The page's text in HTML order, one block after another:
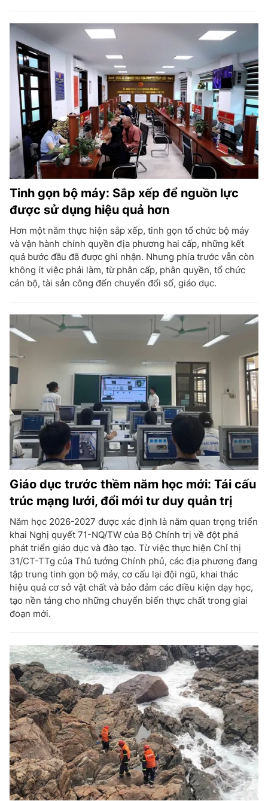
Tinh gọn bộ máy: Sắp xếp để nguồn lực
được sử dụng hiệu quả hơn
Hơn một năm thực hiện sắp xếp, tinh gọn tổ chức bộ máy
và vận hành chính quyền địa phương hai cấp, những kết
quả bước đầu đã được ghi nhận. Nhưng phía trước vẫn còn
không ít việc phải làm, từ phân cấp, phân quyền, tổ chức
cán bộ, tài sản công đến chuyển đổi số, giáo dục.
Giáo dục trước thềm năm học mới: Tái cấu
trúc mạng lưới, đổi mới tư duy quản trị
Năm học 2026-2027 được xác định là năm quan trọng triển
khai Nghị quyết 71-NQ/TW của Bộ Chính trị về đột phá
phát triển giáo dục và đào tạo. Từ việc thực hiện Chỉ thị
31/CT-TTg của Thủ tướng Chính phủ, các địa phương đang
tập trung tinh gọn bộ máy, cơ cấu lại đội ngũ, khai thác
hiệu quả cơ sở vật chất và bảo đảm các điều kiện dạy học,
tạo nền tảng cho những chuyển biến thực chất trong giai
đoạn mới.